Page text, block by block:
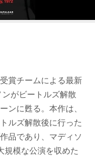
賞チームによる最新
がビートルズ解散
ンに甦る。本作は、
ルズ解散後に行った
品であり、マディソ
規模な公演を収めた